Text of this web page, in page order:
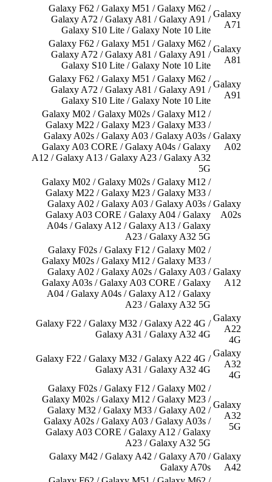
Galaxy
A71
Galaxy F62 / Galaxy M51 / Galaxy M62 /
Galaxy A72 / Galaxy A81 / Galaxy A91 /
Galaxy S10 Lite / Galaxy Note 10 Lite
Galaxy
A81
Galaxy F62 / Galaxy M51 / Galaxy M62 /
Galaxy A72 / Galaxy A81 / Galaxy A91 /
Galaxy S10 Lite / Galaxy Note 10 Lite
Galaxy
A91
Galaxy F62 / Galaxy M51 / Galaxy M62 /
Galaxy A72 / Galaxy A81 / Galaxy A91 /
Galaxy S10 Lite / Galaxy Note 10 Lite
Galaxy
A02
Galaxy M02 / Galaxy M02s / Galaxy M12 /
Galaxy M22 / Galaxy M23 / Galaxy M33 /
Galaxy A02s / Galaxy A03 / Galaxy A03s /
Galaxy A03 CORE / Galaxy A04s / Galaxy
A12 / Galaxy A13 / Galaxy A23 / Galaxy A32
5G
Galaxy
A02s
Galaxy M02 / Galaxy M02s / Galaxy M12 /
Galaxy M22 / Galaxy M23 / Galaxy M33 /
Galaxy A02 / Galaxy A03 / Galaxy A03s /
Galaxy A03 CORE / Galaxy A04 / Galaxy
A04s / Galaxy A12 / Galaxy A13 / Galaxy
A23 / Galaxy A32 5G
Galaxy
A12
Galaxy F02s / Galaxy F12 / Galaxy M02 /
Galaxy M02s / Galaxy M12 / Galaxy M33 /
Galaxy A02 / Galaxy A02s / Galaxy A03 /
Galaxy A03s / Galaxy A03 CORE / Galaxy
A04 / Galaxy A04s / Galaxy A12 / Galaxy
A23 / Galaxy A32 5G
Galaxy
A22
4G
Galaxy F22 / Galaxy M32 / Galaxy A22 4G /
Galaxy A31 / Galaxy A32 4G
Galaxy
A32
4G
Galaxy F22 / Galaxy M32 / Galaxy A22 4G /
Galaxy A31 / Galaxy A32 4G
Galaxy
A32
5G
Galaxy F02s / Galaxy F12 / Galaxy M02 /
Galaxy M02s / Galaxy M12 / Galaxy M23 /
Galaxy M32 / Galaxy M33 / Galaxy A02 /
Galaxy A02s / Galaxy A03 / Galaxy A03s /
Galaxy A03 CORE / Galaxy A12 / Galaxy
A23 / Galaxy A32 5G
Galaxy
A42
Galaxy M42 / Galaxy A42 / Galaxy A70 /
Galaxy A70s